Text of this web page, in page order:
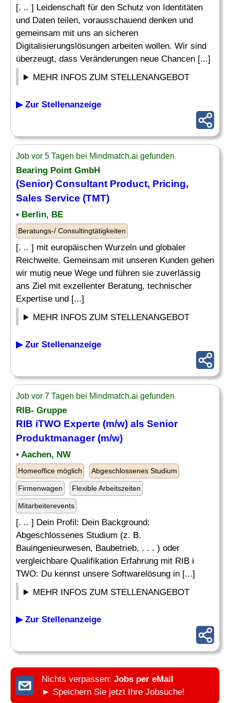
[. .. ] Leidenschaft für den Schutz von Identitäten
und Daten teilen, vorausschauend denken und
gemeinsam mit uns an sicheren
Digitalisierungslösungen arbeiten wollen. Wir sind
überzeugt, dass Veränderungen neue Chancen [...]
MEHR INFOS ZUM STELLENANGEBOT
▶ Zur Stellenanzeige
Job vor 5 Tagen bei Mindmatch.ai gefunden
Bearing Point GmbH
(Senior) Consultant Product, Pricing,
Sales Service (TMT)
• Berlin, BE
Beratungs-/ Consultingtätigkeiten
[. .. ] mit europäischen Wurzeln und globaler
Reichweite. Gemeinsam mit unseren Kunden gehen
wir mutig neue Wege und führen sie zuverlässig
ans Ziel mit exzellenter Beratung, technischer
Expertise und [...]
MEHR INFOS ZUM STELLENANGEBOT
▶ Zur Stellenanzeige
Job vor 7 Tagen bei Mindmatch.ai gefunden
RIB- Gruppe
RIB iTWO Experte (m/w) als Senior
Produktmanager (m/w)
• Aachen, NW
Homeoffice möglich Abgeschlossenes Studium
Firmenwagen Flexible Arbeitszeiten
Mitarbeiterevents
[. .. ] Dein Profil: Dein Background:
Abgeschlossenes Studium (z. B.
Bauingenieurwesen, Baubetrieb, . . . ) oder
vergleichbare Qualifikation Erfahrung mit RIB i
TWO: Du kennst unsere Softwarelösung in [...]
MEHR INFOS ZUM STELLENANGEBOT
▶ Zur Stellenanzeige
Nichts verpassen: Jobs per eMail
► Speichern Sie jetzt Ihre Jobsuche!